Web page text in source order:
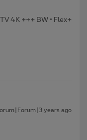
4K +++ BW • Flex+
years ago